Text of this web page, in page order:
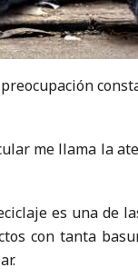
me llama la
es una
con tanta